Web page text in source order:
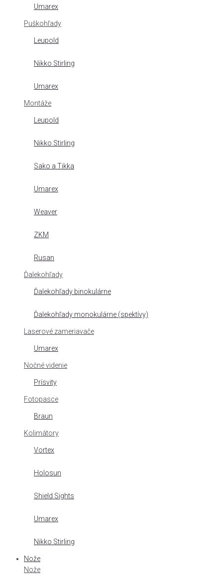
Umarex
Puškohľady
Leupold
Nikko Stirling
Umarex
Montáže
Leupold
Nikko Stirling
Sako a Tikka
Umarex
Weaver
ZKM
Rusan
Ďalekohľady
Ďalekohľady binokulárne
Ďalekohľady monokulárne (spektívy)
Laserové zameriavače
Umarex
Nočné videnie
Prísvity
Fotopasce
Braun
Kolimátory
Vortex
Holosun
Shield Sights
Umarex
Nikko Stirling
Nože
Nože